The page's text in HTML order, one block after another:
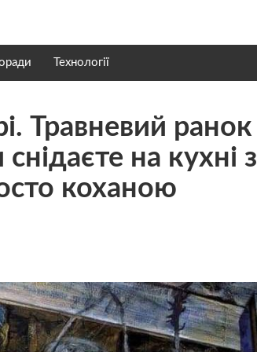
Технології
Травневий ранок
на кухні з
коханою